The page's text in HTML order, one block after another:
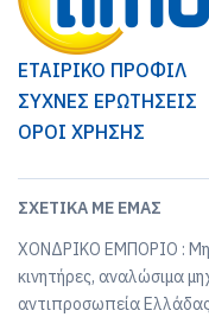
ΕΤΑΙΡΙΚΟ ΠΡΟΦΙΛ
ΣΥΧΝΕΣ ΕΡΩΤΗΣΕΙΣ
ΟΡΟΙ ΧΡΗΣΗΣ
ΣΧΕΤΙΚΆ ΜΕ ΕΜΆΣ
ΧΟΝΔΡΙΚΟ ΕΜΠΟΡΙΟ :
κινητήρες, αναλώσιμα
αντιπροσωπεία